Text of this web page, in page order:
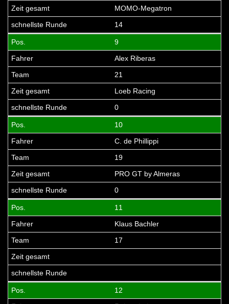
MOMO-Megatron
14
9
Alex Riberas
21
Loeb Racing
0
10
C. de Phillippi
19
PRO GT by Almeras
0
11
Klaus Bachler
17
12